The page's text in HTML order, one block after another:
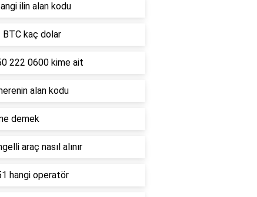
ilin alan kodu
BTC kaç dolar
222 0600 kime ait
alan kodu
demek
araç nasıl alınır
hangi operatör